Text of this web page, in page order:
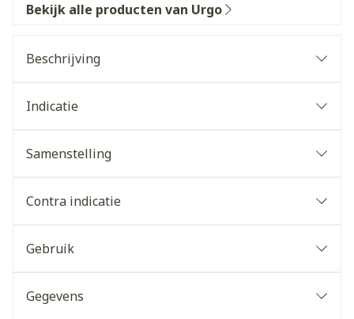
Bekijk alle producten van Urgo
Beschrijving
Indicatie
Samenstelling
Contra indicatie
Gebruik
Gegevens